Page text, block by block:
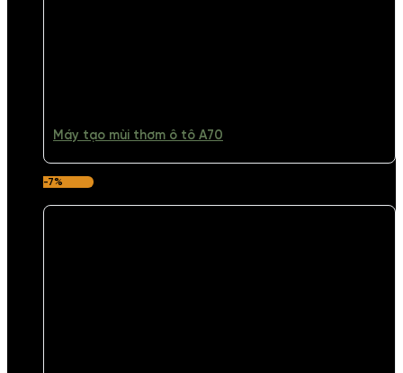
Máy tạo mùi thơm ô tô A70
-7%